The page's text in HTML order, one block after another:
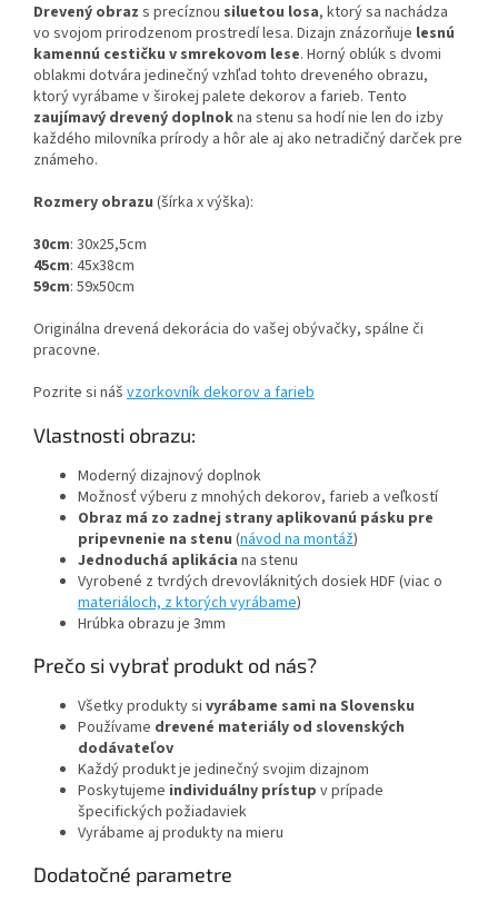
Drevený obraz s precíznou siluetou losa, ktorý sa nachádza
vo svojom prirodzenom prostredí lesa. Dizajn znázorňuje lesnú
kamennú cestičku v smrekovom lese. Horný oblúk s dvomi
oblakmi dotvára jedinečný vzhľad tohto dreveného obrazu,
ktorý vyrábame v širokej palete dekorov a farieb. Tento
zaujímavý drevený doplnokna stenu sa hodí nie len do izby
každého milovníka prírody a hôr ale aj ako netradičný darček pre
známeho.
Rozmery obrazu (šírka x výška):
30cm: 30x25,5cm
45cm: 45x38cm
59cm: 59x50cm
Originálna drevená dekorácia do vašej obývačky, spálne či
pracovne.
Pozrite si náš vzorkovník dekorov a farieb
Vlastnosti obrazu:
Moderný dizajnový doplnok
Možnosť výberu z mnohých dekorov, farieb a veľkostí
Obraz má zo zadnej strany aplikovanú pásku pre
pripevnenie na stenu (návod na montáž)
Jednoduchá aplikácia na stenu
Vyrobené z tvrdých drevovláknitých dosiek HDF (viac o
materiáloch, z ktorých vyrábame)
Hrúbka obrazu je 3mm
Prečo si vybrať produkt od nás?
Všetky produkty si vyrábame sami na Slovensku
Používame drevené materiály od slovenských
dodávateľov
Každý produkt je jedinečný svojim dizajnom
Poskytujeme individuálny prístup v prípade
špecifických požiadaviek
Vyrábame aj produkty na mieru
Dodatočné parametre